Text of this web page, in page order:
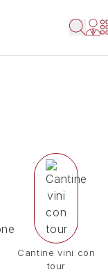
Cantine vini con
tour